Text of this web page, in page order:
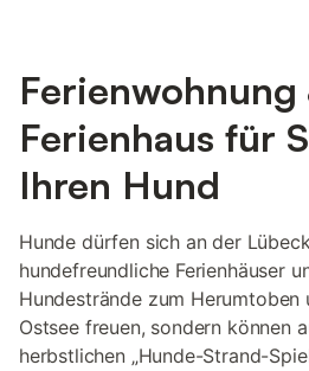
Ferienwohnung
Ferienhaus für
Ihren Hund
Hunde dürfen sich an der
hundefreundliche Ferienhäuser
Hundestrände zum Herumtoben
Ostsee freuen, sondern können
herbstlichen „Hunde-Strand-